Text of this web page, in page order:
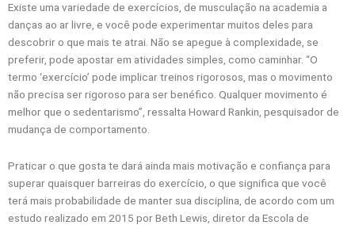
Existe uma variedade de exercícios, de musculação na academia a
danças ao ar livre, e você pode experimentar muitos deles para
descobrir o que mais te atrai. Não se apegue à complexidade, se
preferir, pode apostar em atividades simples, como caminhar. “O
termo ‘exercício’ pode implicar treinos rigorosos, mas o movimento
não precisa ser rigoroso para ser benéfico. Qualquer movimento é
melhor que o sedentarismo”, ressalta Howard Rankin, pesquisador de
mudança de comportamento.
Praticar o que gosta te dará ainda mais motivação e confiança para
superar quaisquer barreiras do exercício, o que significa que você
terá mais probabilidade de manter sua disciplina, de acordo com um
estudo realizado em 2015 por Beth Lewis, diretor da Escola de